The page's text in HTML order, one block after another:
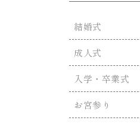
結婚式
成人式
入学・卒業式
お宮参り